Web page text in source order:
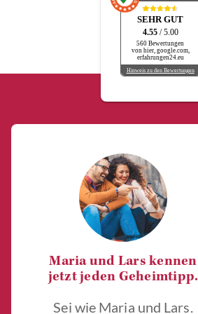
SEHR GUT
4.55 / 5.00
560 Bewertungen
von hier, google.com,
erfahrungen24.eu
Hinweis zu den Bewertungen
Maria und Lars kennen
jetzt jeden Geheimtipp.
Sei wie Maria und Lars.